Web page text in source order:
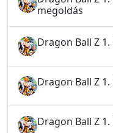
megoldás
Dragon Ball Z 1.
Dragon Ball Z 1.
Dragon Ball Z